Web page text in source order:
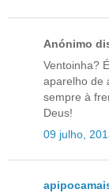
Anónimo
Ventoinha?
aparelho de
sempre à
Deus!
09 julho,